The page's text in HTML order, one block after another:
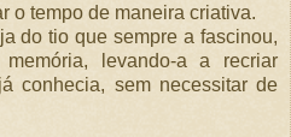
o tempo de maneira criativa.
do tio que sempre a fascinou,
levando-a a recriar
conhecia, sem necessitar de